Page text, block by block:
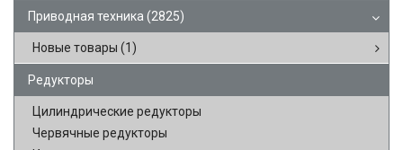
Приводная техника (2825)
Новые товары (1)
Редукторы
Цилиндрические редукторы
Червячные редукторы